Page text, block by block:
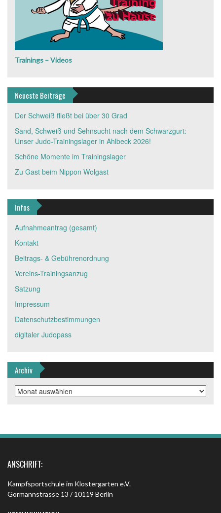
Trainings – Videos
Neueste Beiträge
Der Schweiß fließt bei über 30 Grad
Sand, Schweiß und Sehnsucht nach dem Schwarzgurt:
Unser Judo-Trainingslager in Ahlbeck 2026!
Schöne Momente im Trainingslager
Zu Gast beim Nippon Wolgast
Infos
Aufnahmeantrag (gesamt)
Kontakt
Beitrags- & Gebührenordnung
Vereins-Trainingsanzug
Satzung
Impressum
Datenschutzbestimmungen
digitaler Judopass
Archiv
Archiv
ANSCHRIFT:
Kampfsportschule im Klostergarten e.V.
Gormannstrasse 13 / 10119 Berlin